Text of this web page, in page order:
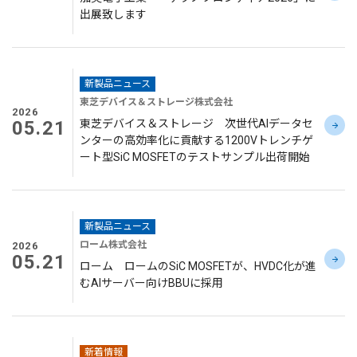
出展致します
2026
05.21
新製品ニュース
東芝デバイス＆ストレージ株式会社
東芝デバイス＆ストレージ 次世代AIデータセ
ンターの高効率化に貢献する1200Vトレンチゲ
ート型SiC MOSFETのテストサンプル出荷開始
2026
05.21
新製品ニュース
ローム株式会社
ローム ロームのSiC MOSFETが、HVDC化が進
むAIサーバー向けBBUに採用
新着情報